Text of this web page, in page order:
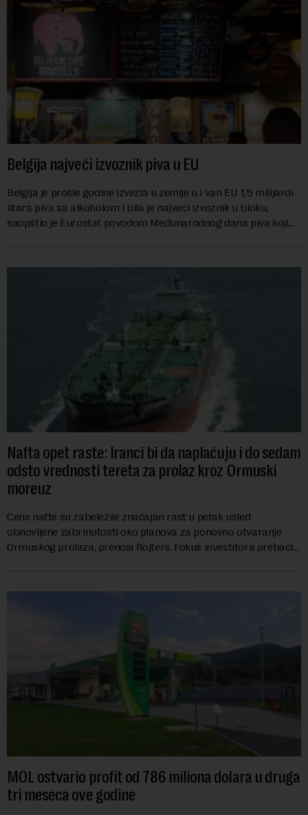
Belgija najveći izvoznik piva u EU
Belgija je prošle godine izvezla u zemlje u i van EU 1,5 milijardi
litara piva sa alkoholom i bila je najveći izvoznik u bloku,
saopštio je Eurostat povodom Međunarodnog dana piva koji
Nafta opet raste: Iranci bi da naplaćuju i do sedam
odsto vrednosti tereta za prolaz kroz Ormuski
moreuz
Cene nafte su zabeležile značajan rast u petak usled
obnovljene zabrinutosti oko planova za ponovno otvaranje
Ormuskog prolaza, prenosi Rojters. Fokus investitora prebacio
MOL ostvario profit od 786 miliona dolara u druga
tri meseca ove godine